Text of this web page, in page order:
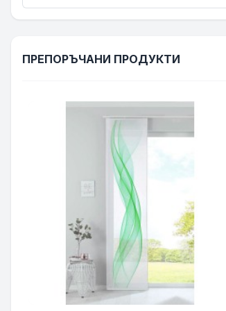
ПРЕПОРЪЧАНИ ПРОДУКТИ